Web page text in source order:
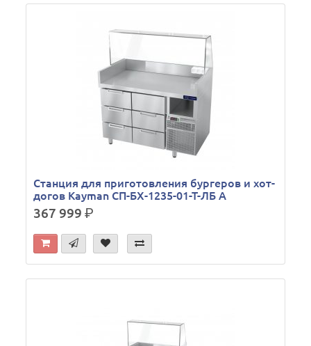
Станция для приготовления бургеров и хот-
догов Kayman СП-БХ-1235-01-Т-ЛБ А
367 999р.